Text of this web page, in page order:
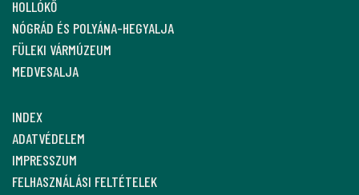
ÉRTÉKEK
PROGRAMOK
SALGÓTARJÁN ÉS KÖRNYÉKE
HOLLÓKŐ
FÜLEKI VÁRMÚZEUM
MEDVESALJA
INDEX